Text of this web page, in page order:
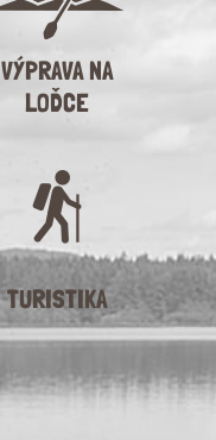
VÝPRAVA NA
LOĎCE
TURISTIKA